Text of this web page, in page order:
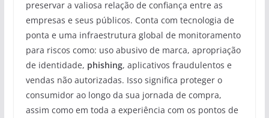
preservar a valiosa relação de confiança entre as
empresas e seus públicos. Conta com tecnologia de
ponta e uma infraestrutura global de monitoramento
para riscos como: uso abusivo de marca, apropriação
de identidade, phishing, aplicativos fraudulentos e
vendas não autorizadas. Isso significa proteger o
consumidor ao longo da sua jornada de compra,
assim como em toda a experiência com os pontos de